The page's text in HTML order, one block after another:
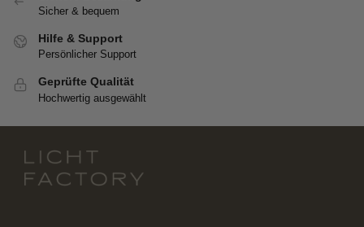
Sicher & bequem
Hilfe & Support
Persönlicher Support
Geprüfte Qualität
Hochwertig ausgewählt